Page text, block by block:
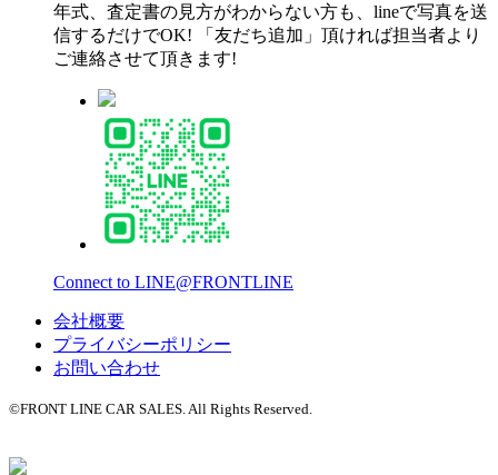
年式、査定書の見方がわからない方も、lineで写真を送
信するだけでOK! 「友だち追加」頂ければ担当者より
ご連絡させて頂きます!
Connect to LINE@FRONTLINE
会社概要
プライバシーポリシー
お問い合わせ
©FRONT LINE CAR SALES. All Rights Reserved.